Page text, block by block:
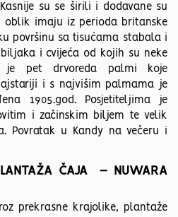
su se širili i dodavane su
oblik imaju iz perioda britanske
površinu sa tisućama stabala i
i cvijeća od kojih su neke
je pet drvoreda palmi koje
i s najvišim palmama je
1905.god. Posjetiteljima je
i začinskim biljem te velik
Povratak u Kandy na večeru i
ČAJA – NUWARA
prekrasne krajolike, plantaže